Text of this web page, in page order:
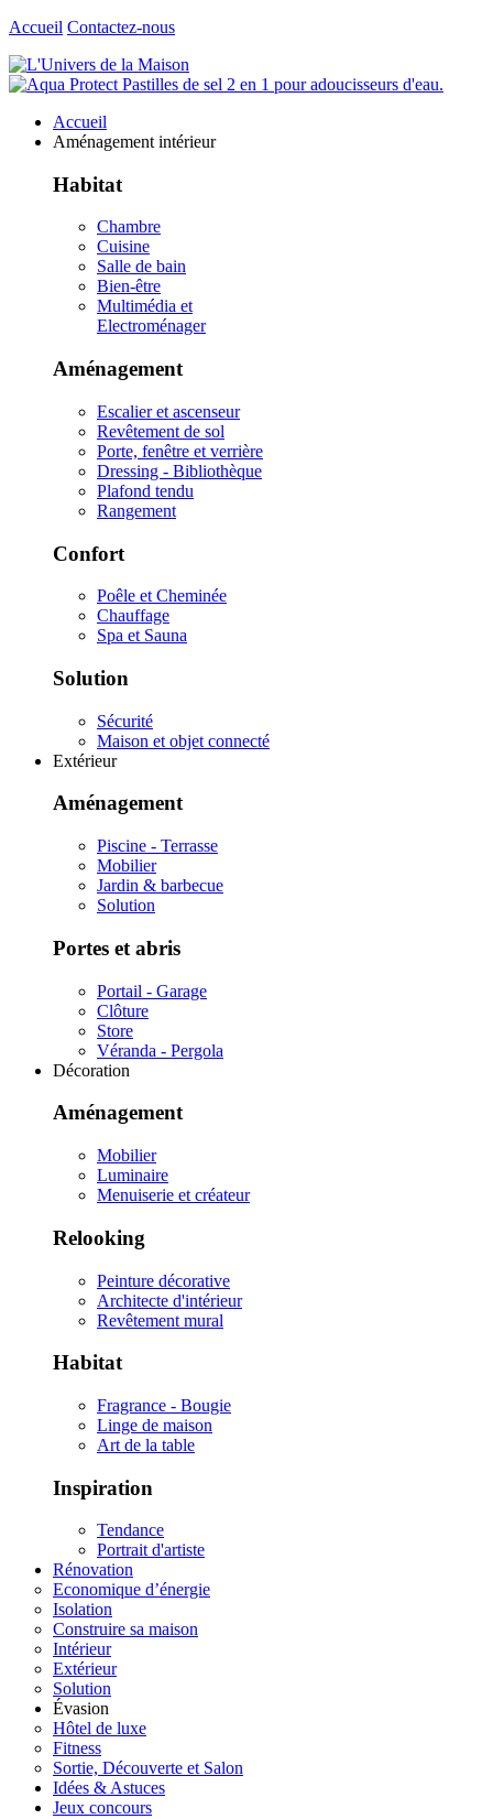
Accueil Contactez-nous
Accueil
Aménagement intérieur
Habitat
Chambre
Cuisine
Salle de bain
Bien-être
Multimédia et
Electroménager
Aménagement
Escalier et ascenseur
Revêtement de sol
Porte, fenêtre et verrière
Dressing - Bibliothèque
Plafond tendu
Rangement
Confort
Poêle et Cheminée
Chauffage
Spa et Sauna
Solution
Sécurité
Maison et objet connecté
Extérieur
Aménagement
Piscine - Terrasse
Mobilier
Jardin & barbecue
Solution
Portes et abris
Portail - Garage
Clôture
Store
Véranda - Pergola
Décoration
Aménagement
Mobilier
Luminaire
Menuiserie et créateur
Relooking
Peinture décorative
Architecte d'intérieur
Revêtement mural
Habitat
Fragrance - Bougie
Linge de maison
Art de la table
Inspiration
Tendance
Portrait d'artiste
Rénovation
Economique d’énergie
Isolation
Construire sa maison
Intérieur
Extérieur
Solution
Évasion
Hôtel de luxe
Fitness
Sortie, Découverte et Salon
Idées & Astuces
Jeux concours